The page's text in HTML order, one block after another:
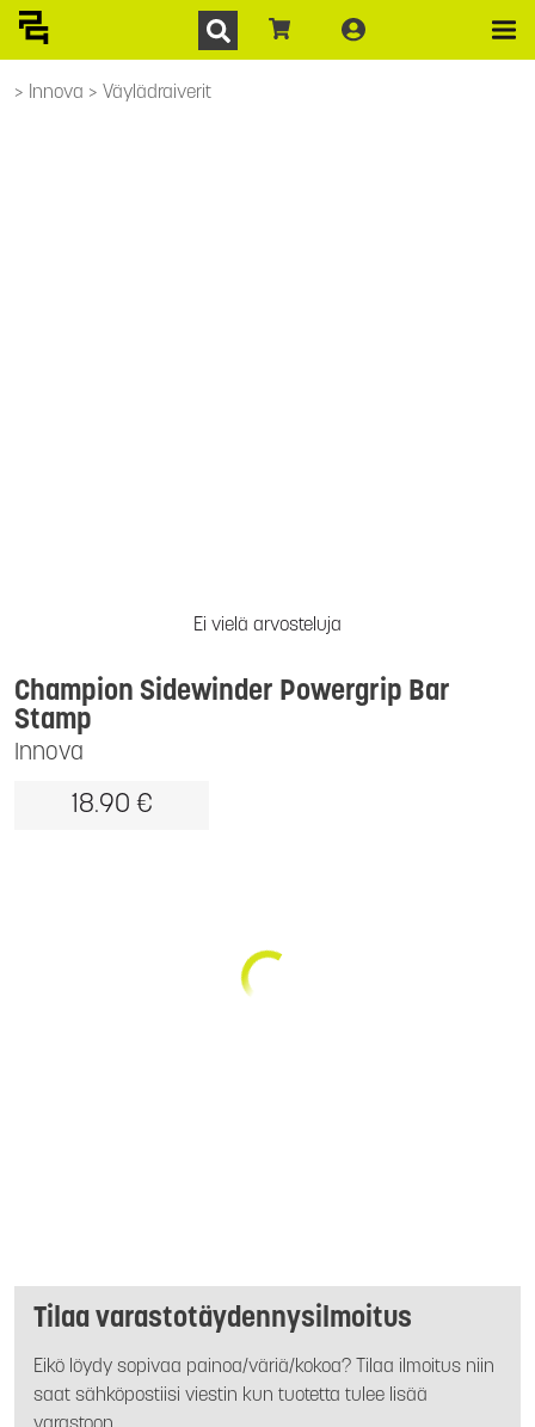
Innova Väylädraiverit
Ei vielä arvosteluja
Innova
Champion Sidewinder Powergrip Bar
Stamp
18.90 €
Tilaa varastotäydennysilmoitus
Eikö löydy sopivaa painoa/väriä/kokoa? Tilaa ilmoitus niin
saat sähköpostiisi viestin kun tuotetta tulee lisää